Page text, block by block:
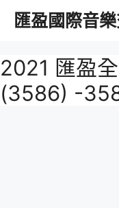
容
匯盈國際音
2021 匯盈
(3586) -